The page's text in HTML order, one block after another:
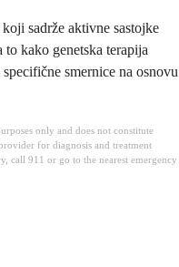
sadrže aktivne sastojke
kako genetska terapija
smernice na osnovu
only and does not constitute
for diagnosis and treatment
call 911 or go to the nearest emergency